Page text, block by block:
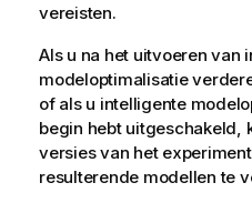
vereisten.
Als u na het uitvoeren van
modeloptimalisatie
of als u intelligente
begin hebt uitgeschakeld,
versies van het
resulterende modellen te